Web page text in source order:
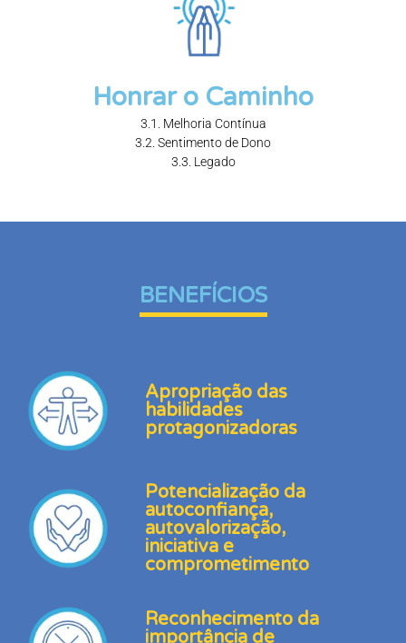
Honrar o Caminho
3.1. Melhoria Contínua
3.2. Sentimento de Dono
3.3. Legado
BENEFÍCIOS
Apropriação das
habilidades
protagonizadoras
Potencialização da
autoconfiança,
autovalorização,
iniciativa e
comprometimento
Reconhecimento da
importância de